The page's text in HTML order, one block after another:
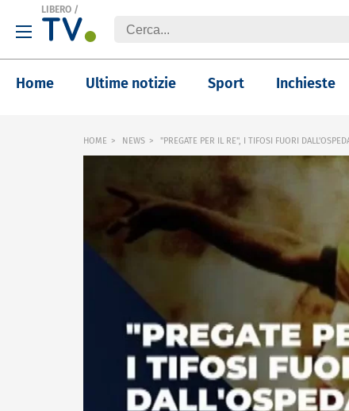
LIBERO /
Home Ultime notizie Sport Inchieste
HOME NEWS "PREGATE PER IL RE", I TIFOSI FUORI